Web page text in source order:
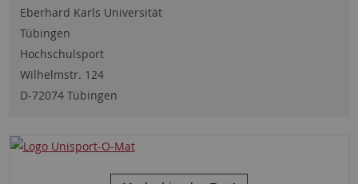
Eberhard Karls Universität
Tübingen
Hochschulsport
Wilhelmstr. 124
D-72074 Tübingen